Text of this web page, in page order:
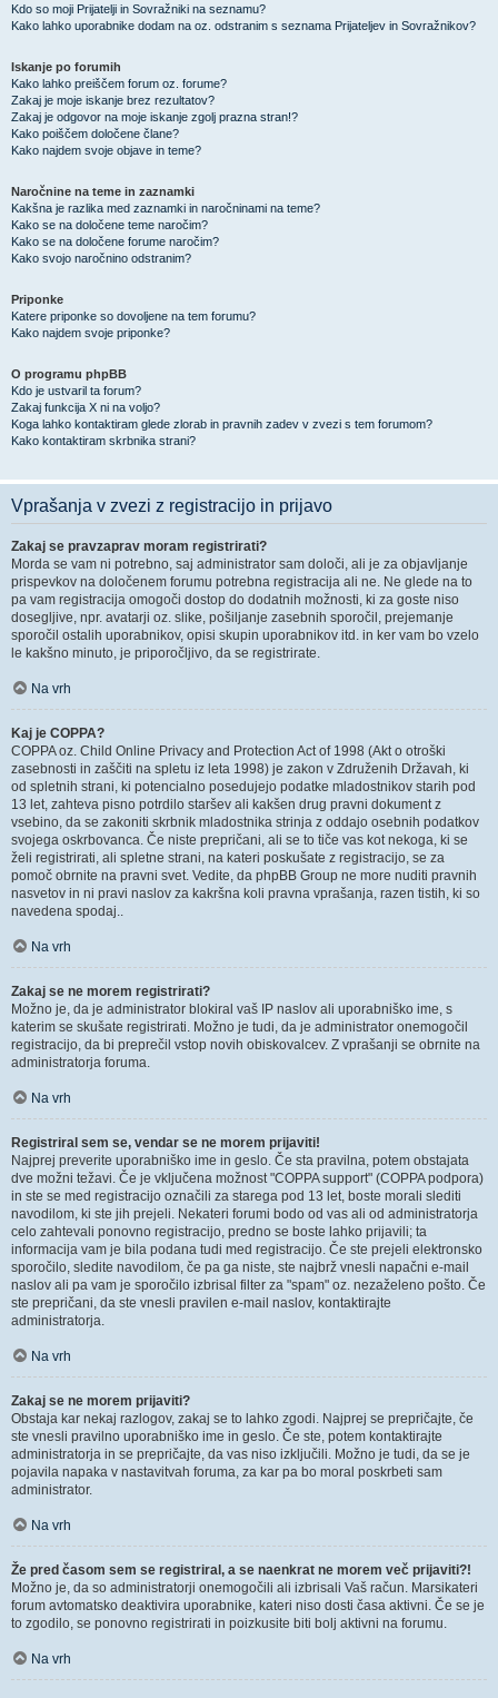
Kdo so moji Prijatelji in Sovražniki na seznamu?
Kako lahko uporabnike dodam na oz. odstranim s seznama Prijateljev in Sovražnikov?
Iskanje po forumih
Kako lahko preiščem forum oz. forume?
Zakaj je moje iskanje brez rezultatov?
Zakaj je odgovor na moje iskanje zgolj prazna stran!?
Kako poiščem določene člane?
Kako najdem svoje objave in teme?
Naročnine na teme in zaznamki
Kakšna je razlika med zaznamki in naročninami na teme?
Kako se na določene teme naročim?
Kako se na določene forume naročim?
Kako svojo naročnino odstranim?
Priponke
Katere priponke so dovoljene na tem forumu?
Kako najdem svoje priponke?
O programu phpBB
Kdo je ustvaril ta forum?
Zakaj funkcija X ni na voljo?
Koga lahko kontaktiram glede zlorab in pravnih zadev v zvezi s tem forumom?
Kako kontaktiram skrbnika strani?
Vprašanja v zvezi z registracijo in prijavo
Zakaj se pravzaprav moram registrirati?
Morda se vam ni potrebno, saj administrator sam določi, ali je za objavljanje
prispevkov na določenem forumu potrebna registracija ali ne. Ne glede na to
pa vam registracija omogoči dostop do dodatnih možnosti, ki za goste niso
dosegljive, npr. avatarji oz. slike, pošiljanje zasebnih sporočil, prejemanje
sporočil ostalih uporabnikov, opisi skupin uporabnikov itd. in ker vam bo vzelo
le kakšno minuto, je priporočljivo, da se registrirate.
Na vrh
Kaj je COPPA?
COPPA oz. Child Online Privacy and Protection Act of 1998 (Akt o otroški
zasebnosti in zaščiti na spletu iz leta 1998) je zakon v Združenih Državah, ki
od spletnih strani, ki potencialno posedujejo podatke mladostnikov starih pod
13 let, zahteva pisno potrdilo staršev ali kakšen drug pravni dokument z
vsebino, da se zakoniti skrbnik mladostnika strinja z oddajo osebnih podatkov
svojega oskrbovanca. Če niste prepričani, ali se to tiče vas kot nekoga, ki se
želi registrirati, ali spletne strani, na kateri poskušate z registracijo, se za
pomoč obrnite na pravni svet. Vedite, da phpBB Group ne more nuditi pravnih
nasvetov in ni pravi naslov za kakršna koli pravna vprašanja, razen tistih, ki so
navedena spodaj..
Na vrh
Zakaj se ne morem registrirati?
Možno je, da je administrator blokiral vaš IP naslov ali uporabniško ime, s
katerim se skušate registrirati. Možno je tudi, da je administrator onemogočil
registracijo, da bi preprečil vstop novih obiskovalcev. Z vprašanji se obrnite na
administratorja foruma.
Na vrh
Registriral sem se, vendar se ne morem prijaviti!
Najprej preverite uporabniško ime in geslo. Če sta pravilna, potem obstajata
dve možni težavi. Če je vključena možnost "COPPA support" (COPPA podpora)
in ste se med registracijo označili za starega pod 13 let, boste morali slediti
navodilom, ki ste jih prejeli. Nekateri forumi bodo od vas ali od administratorja
celo zahtevali ponovno registracijo, predno se boste lahko prijavili; ta
informacija vam je bila podana tudi med registracijo. Če ste prejeli elektronsko
sporočilo, sledite navodilom, če pa ga niste, ste najbrž vnesli napačni e-mail
naslov ali pa vam je sporočilo izbrisal filter za "spam" oz. nezaželeno pošto. Če
ste prepričani, da ste vnesli pravilen e-mail naslov, kontaktirajte
administratorja.
Na vrh
Zakaj se ne morem prijaviti?
Obstaja kar nekaj razlogov, zakaj se to lahko zgodi. Najprej se prepričajte, če
ste vnesli pravilno uporabniško ime in geslo. Če ste, potem kontaktirajte
administratorja in se prepričajte, da vas niso izključili. Možno je tudi, da se je
pojavila napaka v nastavitvah foruma, za kar pa bo moral poskrbeti sam
administrator.
Na vrh
Že pred časom sem se registriral, a se naenkrat ne morem več prijaviti?!
Možno je, da so administratorji onemogočili ali izbrisali Vaš račun. Marsikateri
forum avtomatsko deaktivira uporabnike, kateri niso dosti časa aktivni. Če se je
to zgodilo, se ponovno registrirati in poizkusite biti bolj aktivni na forumu.
Na vrh